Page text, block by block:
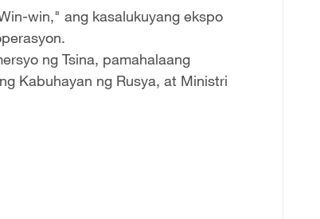
win," ang kasalukuyang ekspo
ng Tsina, pamahalaang
Kabuhayan ng Rusya, at Ministri